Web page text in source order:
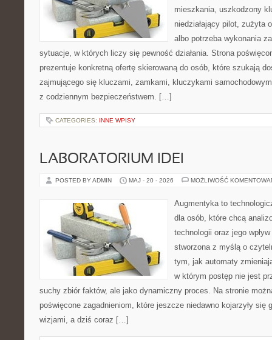
mieszkania, uszkodzony
niedziałający pilot, zużyta
albo potrzeba wykonania
sytuacje, w których liczy się pewność działania. Strona
prezentuje konkretną ofertę skierowaną do osób, które szukają
zajmującego się kluczami, zamkami, kluczykami
z codziennym bezpieczeństwem. […]
CATEGORIES: INNE WPISY
LABORATORIUM IDEI
POSTED BY ADMIN MAJ - 20 - 2026 MOŻLIWOŚĆ
Augmentyka to
dla osób, które chcą
technologii oraz jego
stworzona z myślą o
tym, jak automaty
w którym postęp nie jest
suchy zbiór faktów, ale jako dynamiczny proces. Na stronie
poświęcone zagadnieniom, które jeszcze niedawno kojarzyły się
wizjami, a dziś coraz […]